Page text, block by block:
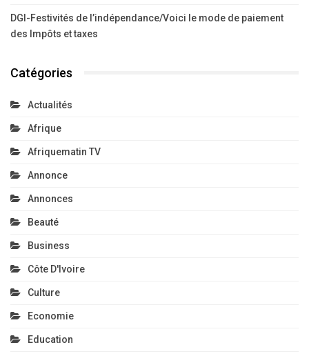
DGI-Festivités de l’indépendance/Voici le mode de paiement
des Impôts et taxes
Catégories
Actualités
Afrique
Afriquematin TV
Annonce
Annonces
Beauté
Business
Côte D'Ivoire
Culture
Economie
Education